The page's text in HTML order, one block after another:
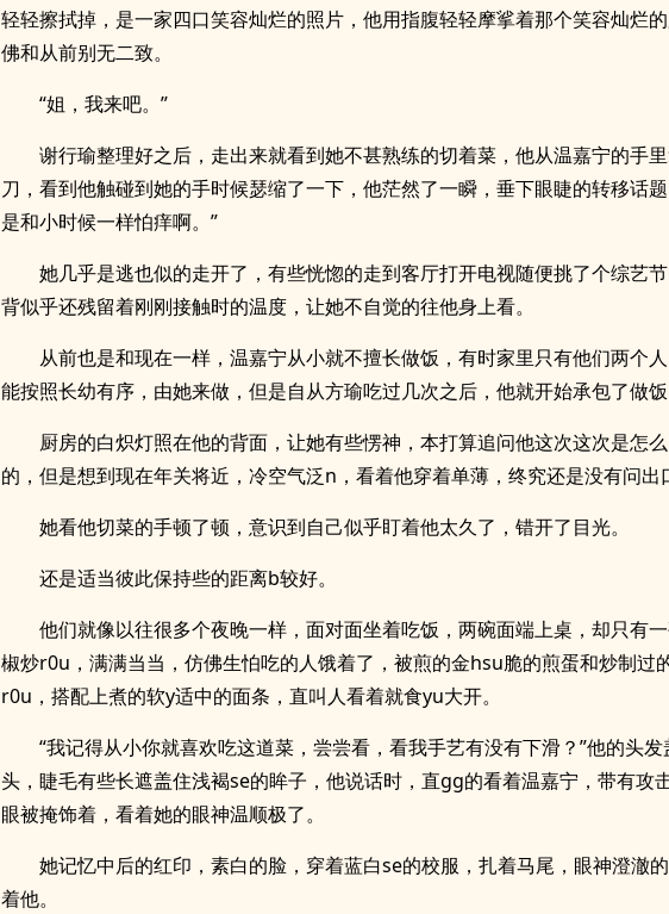
轻轻擦拭掉，是一家四口笑容灿烂的照片，他用指腹轻轻摩挲着那个笑容灿烂
佛和从前别无二致。
“姐，我来吧。”
谢行瑜整理好之后，走出来就看到她不甚熟练的切着菜，他从温嘉宁的手
刀，看到他触碰到她的手时候瑟缩了一下，他茫然了一瞬，垂下眼睫的转移话
是和小时候一样怕痒啊。”
她几乎是逃也似的走开了，有些恍惚的走到客厅打开电视随便挑了个综艺
背似乎还残留着刚刚接触时的温度，让她不自觉的往他身上看。
从前也是和现在一样，温嘉宁从小就不擅长做饭，有时家里只有他们两个
能按照长幼有序，由她来做，但是自从方瑜吃过几次之后，他就开始承包了做饭
厨房的白炽灯照在他的背面，让她有些愣神，本打算追问他这次这次是怎
的，但是想到现在年关将近，冷空气泛n，看着他穿着单薄，终究还是没有问出
她看他切菜的手顿了顿，意识到自己似乎盯着他太久了，错开了目光。
还是适当彼此保持些的距离b较好。
他们就像以往很多个夜晚一样，面对面坐着吃饭，两碗面端上桌，却只有
椒炒r0u，满满当当，仿佛生怕吃的人饿着了，被煎的金hsu脆的煎蛋和炒制过
r0u，搭配上煮的软y适中的面条，直叫人看着就食yu大开。
“我记得从小你就喜欢吃这道菜，尝尝看，看我手艺有没有下滑？”他的头
头，睫毛有些长遮盖住浅褐se的眸子，他说话时，直gg的看着温嘉宁，带有攻
眼被掩饰着，看着她的眼神温顺极了。
她记忆中后的红印，素白的脸，穿着蓝白se的校服，扎着马尾，眼神澄澈
着他。